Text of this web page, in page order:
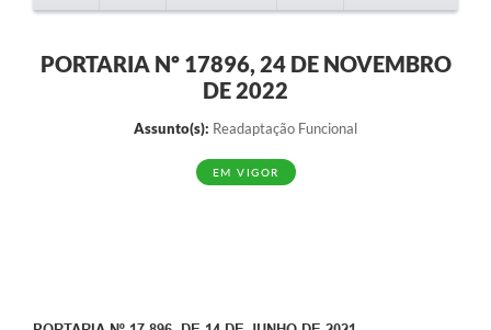
PORTARIA Nº 17896, 24 DE NOVEMBRO
DE 2022
Assunto(s): Readaptação Funcional
EM VIGOR